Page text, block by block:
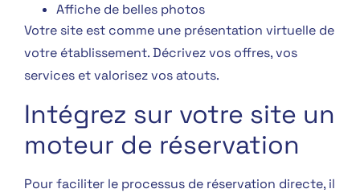
Affiche de belles photos
Votre site est comme une présentation virtuelle de
votre établissement. Décrivez vos offres, vos
services et valorisez vos atouts.
Intégrez sur votre site un
moteur de réservation
Pour faciliter le processus de réservation directe, il